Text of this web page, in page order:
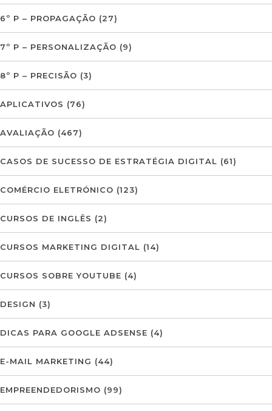
6º P – PROPAGAÇÃO (27)
7º P – PERSONALIZAÇÃO (9)
8º P – PRECISÃO (3)
APLICATIVOS (76)
AVALIAÇÃO (467)
CASOS DE SUCESSO DE ESTRATÉGIA DIGITAL (61)
COMÉRCIO ELETRÓNICO (123)
CURSOS DE INGLÊS (2)
CURSOS MARKETING DIGITAL (14)
CURSOS SOBRE YOUTUBE (4)
DESIGN (3)
DICAS PARA GOOGLE ADSENSE (4)
E-MAIL MARKETING (44)
EMPREENDEDORISMO (99)